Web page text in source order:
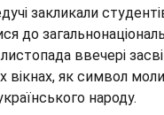
закликали
до
ввечері
вікнах, як символ
народу.